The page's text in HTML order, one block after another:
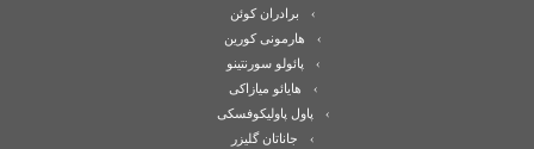
برادران کوئن
هارمونی کورین
پائولو سورنتینو
هایائو میازاکی
پاول پاولیکوفسکی
جاناتان گلیزر